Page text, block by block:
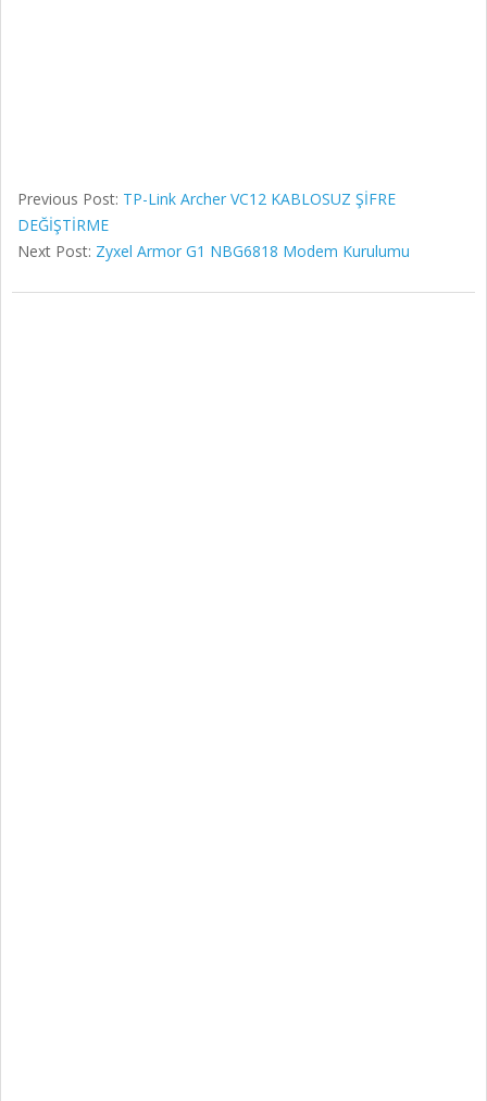
Previous Post: TP-Link Archer VC12 KABLOSUZ ŞİFRE
DEĞİŞTİRME
Next Post: Zyxel Armor G1 NBG6818 Modem Kurulumu